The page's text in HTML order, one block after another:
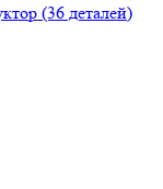
(36 деталей)